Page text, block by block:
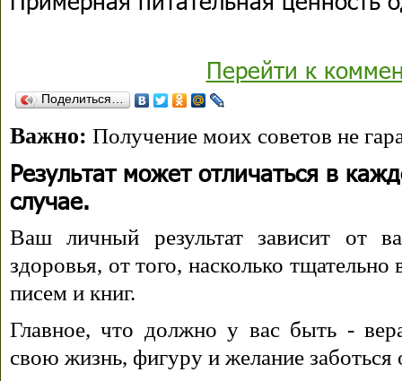
Перейти к
Поделиться…
Важно: Получение моих советов не
Результат может отличаться в
случае.
Ваш личный результат зависит от
здоровья, от того, насколько
писем и книг.
Главное, что должно у вас быть -
свою жизнь, фигуру и желание заботься